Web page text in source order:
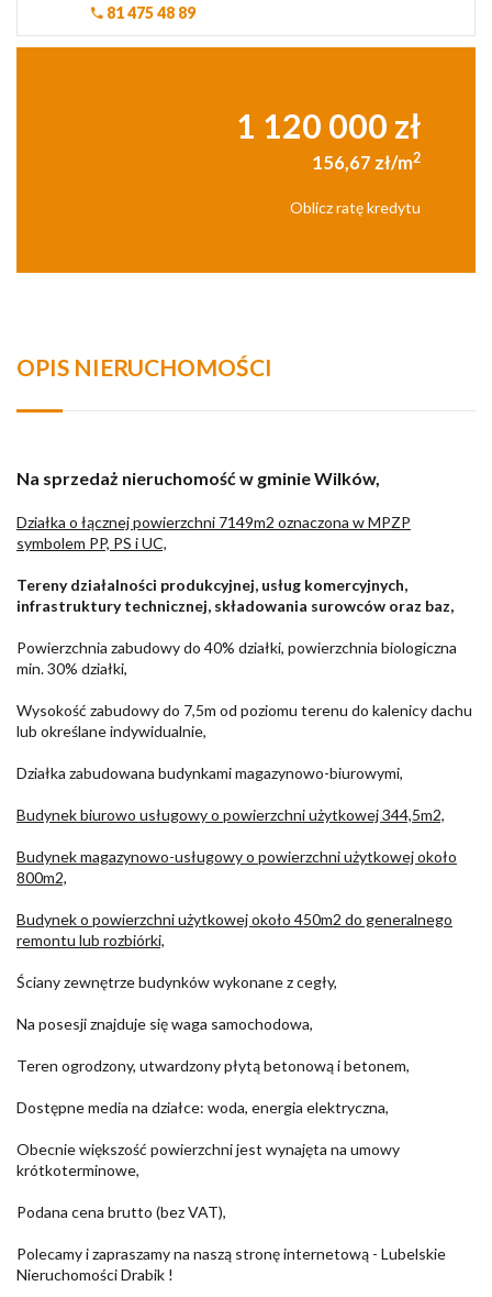
81 475 48 89
1 120 000 zł
156,67 zł/m2
Oblicz ratę kredytu
OPIS NIERUCHOMOŚCI
Na sprzedaż nieruchomość w gminie Wilków,
Działka o łącznej powierzchni 7149m2 oznaczona w MPZP
symbolem PP, PS i UC,
Tereny działalności produkcyjnej, usług komercyjnych,
infrastruktury technicznej, składowania surowców oraz baz,
Powierzchnia zabudowy do 40% działki, powierzchnia biologiczna
min. 30% działki,
Wysokość zabudowy do 7,5m od poziomu terenu do kalenicy dachu
lub określane indywidualnie,
Działka zabudowana budynkami magazynowo-biurowymi,
Budynek biurowo usługowy o powierzchni użytkowej 344,5m2,
Budynek magazynowo-usługowy o powierzchni użytkowej około
800m2,
Budynek o powierzchni użytkowej około 450m2 do generalnego
remontu lub rozbiórki,
Ściany zewnętrze budynków wykonane z cegły,
Na posesji znajduje się waga samochodowa,
Teren ogrodzony, utwardzony płytą betonową i betonem,
Dostępne media na działce: woda, energia elektryczna,
Obecnie większość powierzchni jest wynajęta na umowy
krótkoterminowe,
Podana cena brutto (bez VAT),
Polecamy i zapraszamy na naszą stronę internetową - Lubelskie
Nieruchomości Drabik !